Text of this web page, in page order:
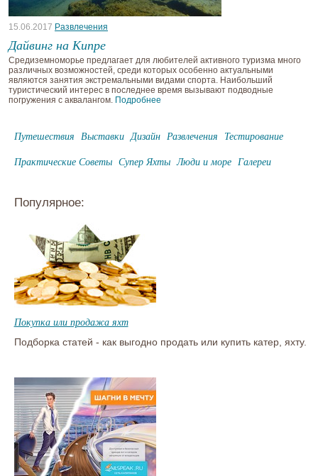
15.06.2017 Развлечения
Дайвинг на Кипре
Средиземноморье предлагает для любителей активного туризма много
различных возможностей, среди которых особенно актуальными
являются занятия экстремальными видами спорта. Наибольший
туристический интерес в последнее время вызывают подводные
погружения с аквалангом. Подробнее
Путешествия Выставки Дизайн Развлечения Тестирование
Практические Советы Супер Яхты Люди и море Галереи
Популярное:
Покупка или продажа яхт
Подборка статей - как выгодно продать или купить катер, яхту.